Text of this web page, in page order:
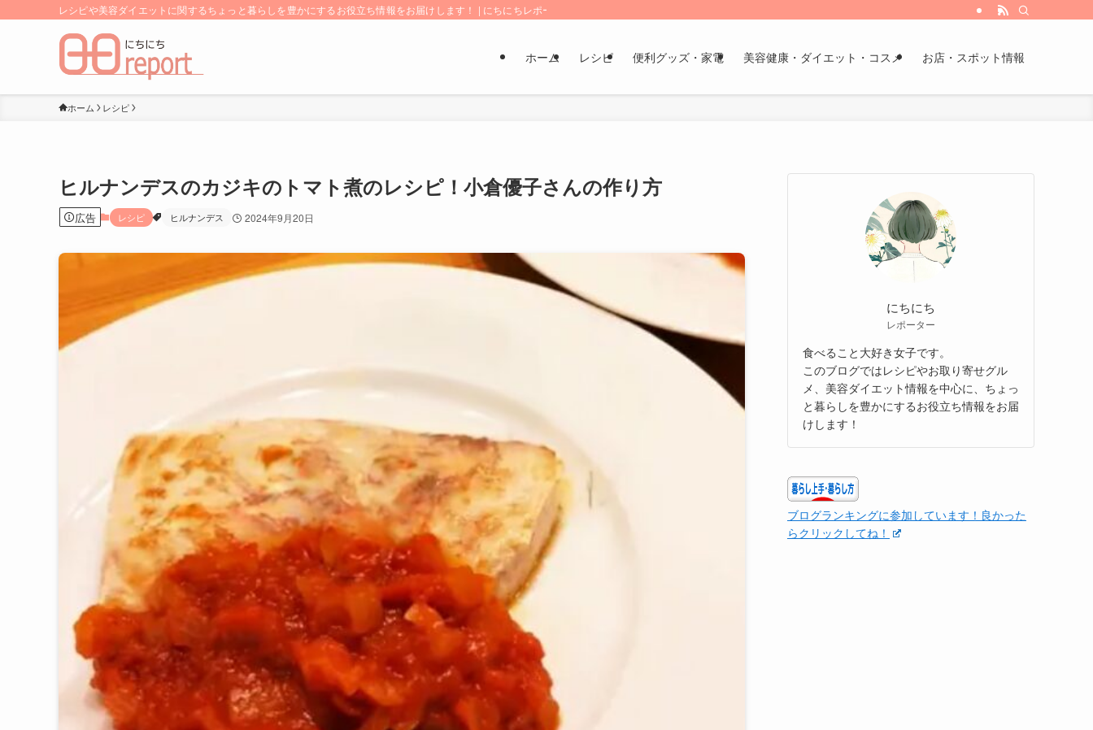
レシピや美容ダイエットに関するちょっと暮らしを豊かにするお役立ち情報をお届けします！ | にちにちレポート
ホーム レシピ 便利グッズ・家電 美容健康・ダイエット・コスメ お店・スポット情報
ホーム レシピ
ヒルナンデスのカジキのトマト煮のレシピ！小倉優子さんの作り方
広告 レシピ ヒルナンデス 2024年9月20日
にちにち
レポーター
食べること大好き女子です。
このブログではレシピやお取り寄せグル
メ、美容ダイエット情報を中心に、ちょっ
と暮らしを豊かにするお役立ち情報をお届
けします！
ブログランキングに参加しています！良かった
らクリックしてね！